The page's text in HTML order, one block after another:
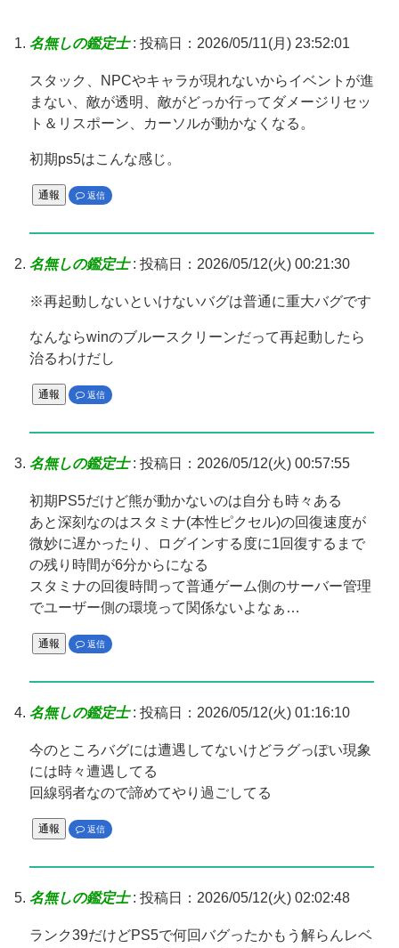
名無しの鑑定士: 投稿日：2026/05/11(月) 23:52:01
スタック、NPCやキャラが現れないからイベントが進
まない、敵が透明、敵がどっか行ってダメージリセッ
ト＆リスポーン、カーソルが動かなくなる。
初期ps5はこんな感じ。
通報 返信
名無しの鑑定士: 投稿日：2026/05/12(火) 00:21:30
※再起動しないといけないバグは普通に重大バグです
なんならwinのブルースクリーンだって再起動したら
治るわけだし
通報 返信
名無しの鑑定士: 投稿日：2026/05/12(火) 00:57:55
初期PS5だけど熊が動かないのは自分も時々ある
あと深刻なのはスタミナ(本性ピクセル)の回復速度が
微妙に遅かったり、ログインする度に1回復するまで
の残り時間が6分からになる
スタミナの回復時間って普通ゲーム側のサーバー管理
でユーザー側の環境って関係ないよなぁ…
通報 返信
名無しの鑑定士: 投稿日：2026/05/12(火) 01:16:10
今のところバグには遭遇してないけどラグっぽい現象
には時々遭遇してる
回線弱者なので諦めてやり過ごしてる
通報 返信
名無しの鑑定士: 投稿日：2026/05/12(火) 02:02:48
ランク39だけどPS5で何回バグったかもう解らんレベ